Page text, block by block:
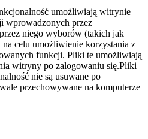
umożliwiają witrynie
wprowadzonych przez
niego wyborów (takich jak
celu umożliwienie korzystania z
funkcji. Pliki te umożliwiają
witryny po zalogowaniu się.Pliki
nie są usuwane po
przechowywane na komputerze